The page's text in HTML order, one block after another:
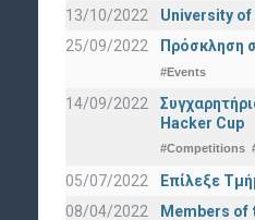
13/10/2022
University of
25/09/2022
Πρόσκληση
#Events
14/09/2022
Hacker Cup
#Competitions
05/07/2022
Επίλεξε
08/04/2022
Members of